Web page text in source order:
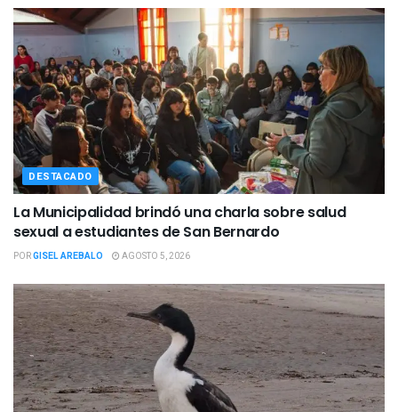
DESTACADO
La Municipalidad brindó una charla sobre salud
sexual a estudiantes de San Bernardo
PORGISEL AREBALO AGOSTO 5, 2026